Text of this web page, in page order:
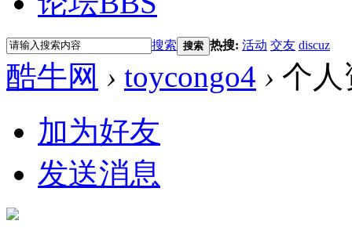
搜索 搜索 热搜: 活动 交友 discuz
酷牛网 › toycongo4 › 个人
加为好友
发送消息